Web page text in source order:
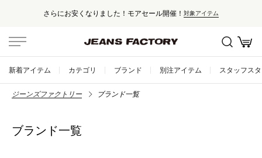
さらにお安くなりました！モアセール開催！ 対象アイテム
新着アイテム カテゴリ ブランド 別注アイテム スタッフス
ジーンズファクトリー ブランド一覧
ブランド一覧